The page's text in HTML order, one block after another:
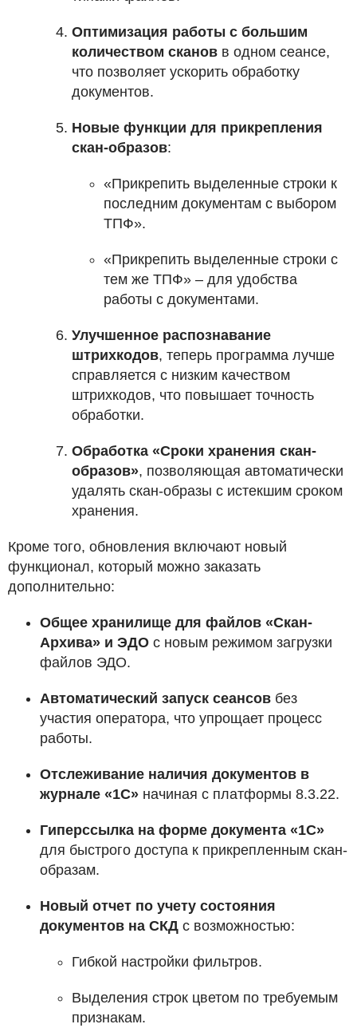
Оптимизация работы с большим
количеством сканов в одном сеансе,
что позволяет ускорить обработку
документов.
Новые функции для прикрепления
скан-образов:
«Прикрепить выделенные строки к
последним документам с выбором
ТПФ».
«Прикрепить выделенные строки с
тем же ТПФ» – для удобства
работы с документами.
Улучшенное распознавание
штрихкодов, теперь программа лучше
справляется с низким качеством
штрихкодов, что повышает точность
обработки.
Обработка «Сроки хранения скан-
образов», позволяющая автоматически
удалять скан-образы с истекшим сроком
хранения.
Кроме того, обновления включают новый
функционал, который можно заказать
дополнительно:
Общее хранилище для файлов «Скан-
Архива» и ЭДО с новым режимом загрузки
файлов ЭДО.
Автоматический запуск сеансов без
участия оператора, что упрощает процесс
работы.
Отслеживание наличия документов в
журнале «1С» начиная с платформы 8.3.22.
Гиперссылка на форме документа «1С»
для быстрого доступа к прикрепленным скан-
образам.
Новый отчет по учету состояния
документов на СКД с возможностью:
Гибкой настройки фильтров.
Выделения строк цветом по требуемым
признакам.